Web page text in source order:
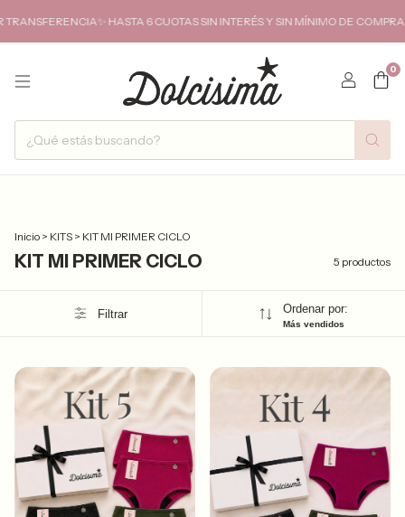
HASTA 6 CUOTAS SIN INTERÉS Y SIN MÍNIMO DE
0
Inicio > KITS > KIT MI PRIMER CICLO
KIT MI PRIMER CICLO 5 productos
Filtrar Ordenar por:
Más vendidos